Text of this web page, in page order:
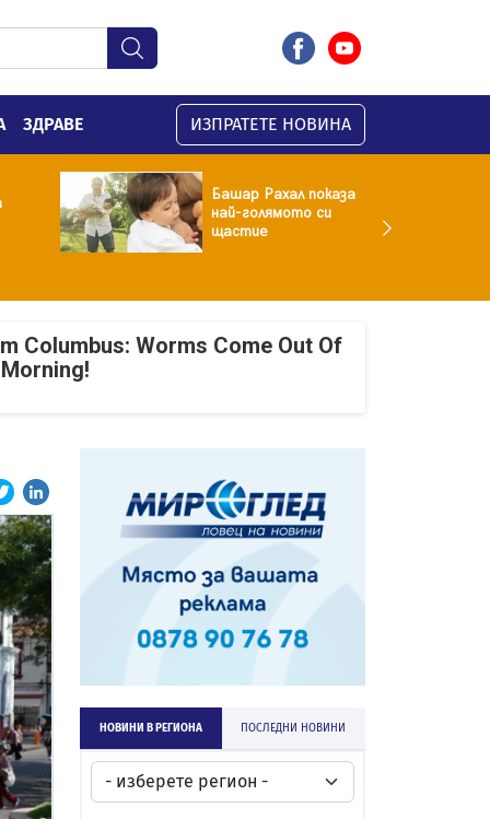
ЗДРАВЕ ИЗПРАТЕТЕ НОВИНА
Башар Рахал показа
най-голямото си
щастие
Columbus: Worms Come Out Of
НОВИНИ В РЕГИОНА ПОСЛЕДНИ НОВИНИ